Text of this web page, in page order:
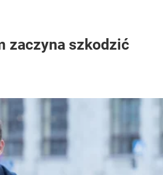
zaczyna szkodzić